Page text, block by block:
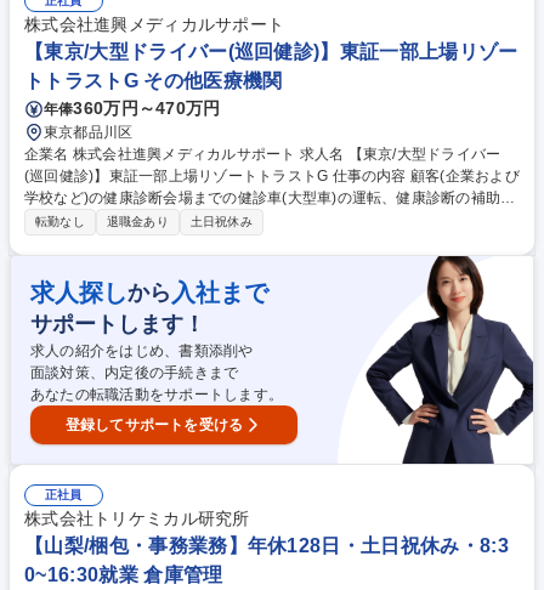
分【国際物流コーディネーター】英語を活かして世界を繋ぐ◎
株式会社進興メディカルサポート
【東京/大型ドライバー(巡回健診)】東証一部上場リゾー
トトラストG その他医療機関
年俸360万円～470万円
東京都品川区
企業名 株式会社進興メディカルサポート 求人名 【東京/大型ドライバー
(巡回健診)】東証一部上場リゾートトラストG 仕事の内容 顧客(企業および
学校など)の健康診断会場までの健診車(大型車)の運転、健康診断の補助、
巡回先での健康診断現場の設営準備、その他業務に付随する事務処理をお
長・体重の測定、用紙確認など ■巡回先での設営準備：会場設営、資材・
荷物の運搬など ★医療機関未経験で1から業務経験を積んだ方ばかりで未
経験でも安心！ ★宿泊を伴う出張検診もあります。例：2泊3日の出張が
月1～2回程度。※繁忙期、閑散期により変動あり。 募集職種 【東京/大型
ドライバー(巡回健診)】東証一部上場リゾートトラストG
転勤なし 退職金あり 土日祝休み
求人探しから 入社まで
サポートします！
求人の紹介をはじめ、書類添削や
面談対策、内定後の手続きまで
あなたの転職活動をサポートします。
登録してサポートを受ける
正社員
株式会社トリケミカル研究所
【山梨/梱包・事務業務】年休128日・土日祝休み・8:3
0~16:30就業 倉庫管理